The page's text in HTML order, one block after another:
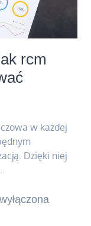
rcm
w każdej
Dzięki niej